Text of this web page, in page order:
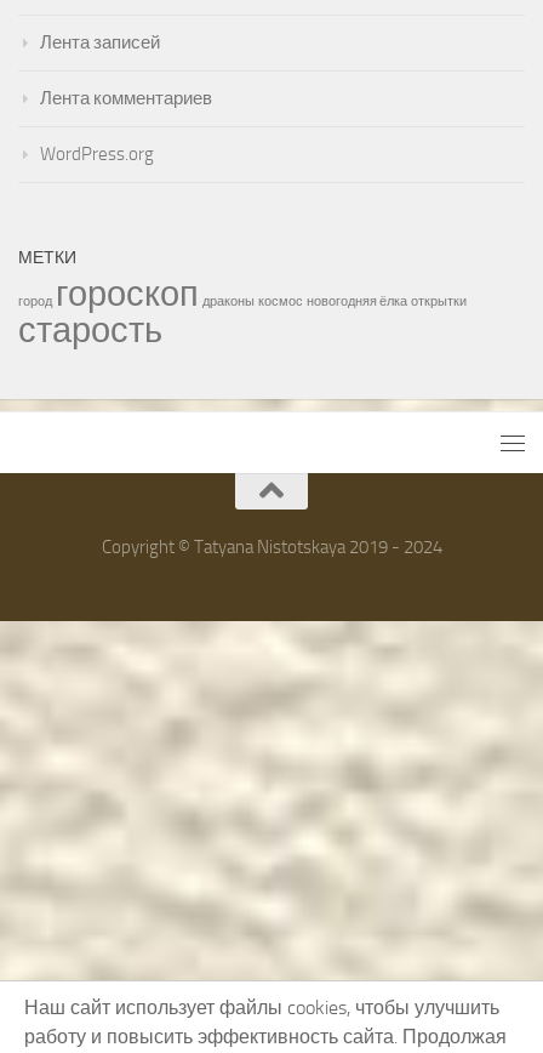
Лента записей
Лента комментариев
WordPress.org
МЕТКИ
город гороскоп драконы космос новогодняя ёлка открытки
старость
Copyright © Tatyana Nistotskaya 2019 - 2024
Наш сайт использует файлы cookies, чтобы улучшить
работу и повысить эффективность сайта. Продолжая